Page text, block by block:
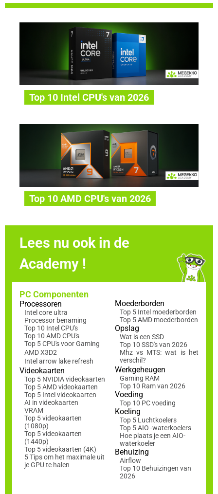
Top 10 Intel CPU's van 2026
Top 10 AMD CPU's van 2026
Lees nu ook in de
Academy !
PC Componenten
Processoren
Intel core ultra
Processor benaming
Top 10 Intel CPU's
Top 10 AMD CPU's
Top 5 CPU's voor Gaming
AMD X3D2
Intel arrow lake refresh
Videokaarten
Top 5 NVIDIA videokaarten
Top 5 AMD videokaarten
Top 5 Intel videokaarten
AI in videokaarten
VRAM
Top 5 videokaarten
(1080p)
Top 5 videokaarten
(1440p)
Top 5 videokaarten (4K)
5 Tips om het maximale uit
je GPU te halen
Moederborden
Top 5 Intel moederborden
Top 5 AMD moederborden
Opslag
Wat is een SSD
Top 10 SSD's van 2026
Mhz vs MTS: wat is het
verschil?
Werkgeheugen
Gaming RAM
Top 10 Ram van 2026
Voeding
Top 10 PC voeding
Koeling
Top 5 Luchtkoelers
Top 5 AIO -waterkoelers
Hoe plaats je een AIO-
waterkoeler
Behuizing
Airflow
Top 10 Behuizingen van
2026